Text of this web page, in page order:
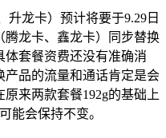
升龙卡）预计将要于9.29日
龙卡、鑫龙卡）同步替换
体套餐资费还没有准确消
产品的流量和通话肯定是会
来两款套餐192g的基础上
能会保持不变。